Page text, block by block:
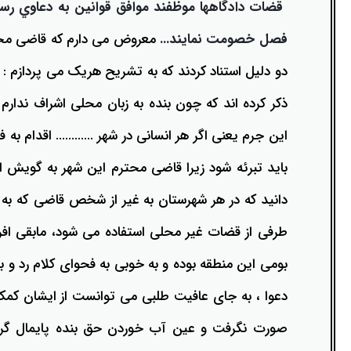
انتشار تصویر و فیلم اشخاص
مشاوره حقوقی جرم هک
مجازات های قانونی در بازی های آنلاین
مشاوره حقوقی جرم لواط
لواط دانش آموزان در مدرسه
مجازات جرم لواط
مشاوره حقوقی جرایم امنیتی داخلی و خارجی
اسید پاشی منتهی به قتل
اسید پاشی منتهی به صدمه
مشاوره حقوقی جرم کشف حجاب
مشاوره حقوقی جرم توهین به مقدسات مذهبی
جرم روزه خواری در ماه رمضان
اهانت به مقدسات مذهبی
اسید پاشی منتهی به از کار افتادن عضو
استفاده حمل نگهداری تعمیر ماهواره
مشاوره حقوقی جرم رشا و ارتشا
مشاوره حقوقی جرم خودکشی
مشاوره حقوقی آلودگی محیط زیست
مشاوره حقوقی مزاحمت واتساپی
اعاده دادرسی در دعوی حقوقی (غیر مالی)
اعاده دادرسی در دعوی حقوقی (مالی)
رفع بلاتکلیفی زن در طلاق
آموزش طلاق برای ازدواج با مرد بهتر
وکیل مرد برای طلاق
طلاق کی اقسام
حکم طلاق ۵ ساعته
اعلام آمادگی برای طلاق
چگونه طلاق بخواهیم؟
وکیل طلاق در گلستان
وکیل طلاق در اهواز
وکیل طلاق در تهران
وکیل طلاق در تبریز
وکیل طلاق در مازندران
وکیل طلاق کرج
وکیل طلاق خیانتی
وکیل ماهر برای طلاق
وکیل طلاق مشاوره رایگان
قضات دادگاهها موظفند موافق قوانين به دعاوي
فصل خصومت نمايند...معروض می دارم که قاضی
دو دلیل استناد کردند که به تشریح هریک می پردازم
ذکر کرده اند که چون بنده به زبان محلی اشراف
این جرم یعنی اگر هر انسانی در شهر ............ اقدام
باید تبرئه شود زیرا قاضی محترم این شهر به گویش
دانید که در هر شهرستان به غیر از شخص قاضی
طرفی از قضات غیر محلی استفاده می شود، مابقی
بومی این منطقه بوده و به خوبی به فحوای کلام رد
دعوا ، به جای عافیت طلبی می توانست از ایشان
صورت نگرفت و عین آب خوردن حق بنده پایمال